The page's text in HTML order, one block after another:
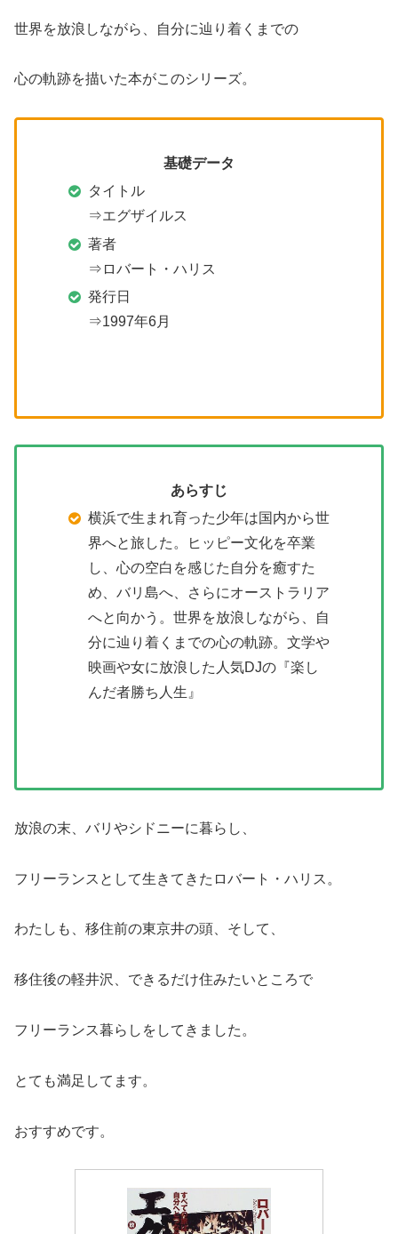
世界を放浪しながら、自分に辿り着くまでの
心の軌跡を描いた本がこのシリーズ。
基礎データ
タイトル
⇒エグザイルス
著者
⇒ロバート・ハリス
発行日
⇒1997年6月
あらすじ
横浜で生まれ育った少年は国内から世
界へと旅した。ヒッピー文化を卒業
し、心の空白を感じた自分を癒すた
め、バリ島へ、さらにオーストラリア
へと向かう。世界を放浪しながら、自
分に辿り着くまでの心の軌跡。文学や
映画や女に放浪した人気DJの『楽し
んだ者勝ち人生』
放浪の末、バリやシドニーに暮らし、
フリーランスとして生きてきたロバート・ハリス。
わたしも、移住前の東京井の頭、そして、
移住後の軽井沢、できるだけ住みたいところで
フリーランス暮らしをしてきました。
とても満足してます。
おすすめです。